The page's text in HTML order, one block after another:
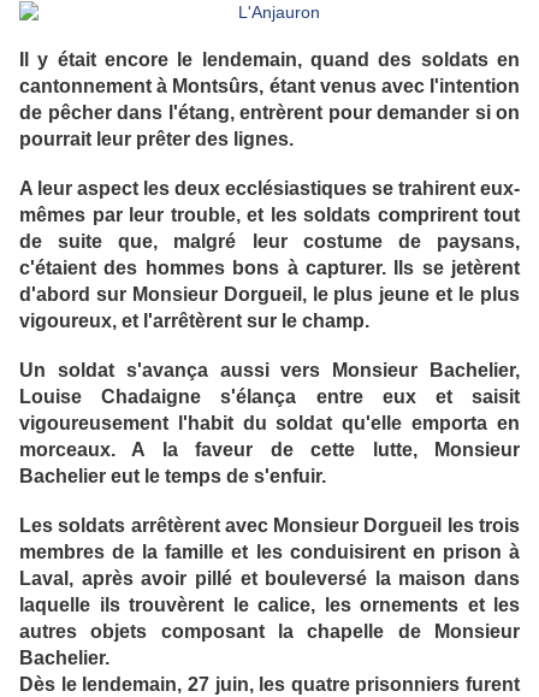
Il y était encore le lendemain, quand des soldats en
cantonnement à Montsûrs, étant venus avec l'intention
de pêcher dans l'étang, entrèrent pour demander si on
pourrait leur prêter des lignes.
A leur aspect les deux ecclésiastiques se trahirent eux-
mêmes par leur trouble, et les soldats comprirent tout
de suite que, malgré leur costume de paysans,
c'étaient des hommes bons à capturer. Ils se jetèrent
d'abord sur Monsieur Dorgueil, le plus jeune et le plus
vigoureux, et l'arrêtèrent sur le champ.
Un soldat s'avança aussi vers Monsieur Bachelier,
Louise Chadaigne s'élança entre eux et saisit
vigoureusement l'habit du soldat qu'elle emporta en
morceaux. A la faveur de cette lutte, Monsieur
Bachelier eut le temps de s'enfuir.
Les soldats arrêtèrent avec Monsieur Dorgueil les trois
membres de la famille et les conduisirent en prison à
Laval, après avoir pillé et bouleversé la maison dans
laquelle ils trouvèrent le calice, les ornements et les
autres objets composant la chapelle de Monsieur
Bachelier.
Dès le lendemain, 27 juin, les quatre prisonniers furent